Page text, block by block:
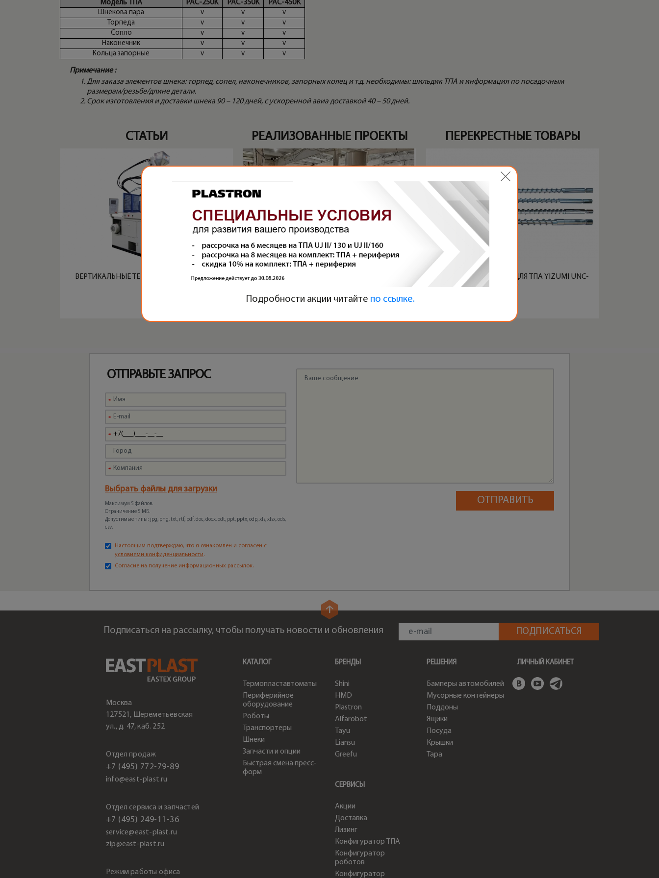
Модель ТПА
Шнекова пара
Торпеда
Сопло
Наконечник
Кольца запорные
PAC-250K PAC-350K PAC-450K
v v
v
v
v
v
v
v
v
v
v
v
v
v v
Примечание :
Для заказа элементов шнека: торпед, сопел, наконечников, запорных колец и т.д. необходимы: шильдик ТПА и информация по посадочным
размерам/резьбе/длине детали.
Срок изготовления и доставки шнека 90 – 120 дней, с ускоренной авиа доставкой 40 – 50 дней.
СТАТЬИ
ВЕРТИКАЛЬНЫЕ ТЕРМОПЛАСТАВТОМАТЫ
РЕАЛИЗОВАННЫЕ ПРОЕКТЫ
ОТ ПОЛОМОК К СТАБИЛЬНОМУ ЛИТЬЮ:
ПРОИЗВОДСТВО СТРОИТЕЛЬНЫХ
ПЕРЕКРЕСТНЫЕ ТОВАРЫ
ШНЕКИ И ЦИЛИНДРЫ ДЛЯ ТПА YIZUMI UNC-
BTP
ОТПРАВЬТЕ ЗАПРОС
Выбрать файлы для загрузки
Максимум 5 файлов.
Ограничение 5 МБ.
Допустимые типы: jpg, png, txt, rtf, pdf, doc, docx, odt, ppt, pptx, odp, xls, xlsx, ods,
csv.
Настоящим подтверждаю, что я ознакомлен и согласен с
условиями конфиденциальности.
Согласие на получение информационных рассылок.
Подписаться на рассылку, чтобы получать новости и обновления
Москва
127521, Шереметьевская
ул., д. 47, каб. 252
Отдел продаж
+7 (495) 772-79-89
info@east-plast.ru
Отдел сервиса и запчастей
+7 (495) 249-11-36
service@east-plast.ru
zip@east-plast.ru
Режим работы офиса
КАТАЛОГ
Термопластавтоматы
Периферийное
оборудование
Роботы
Транспортеры
Шнеки
Запчасти и опции
Быстрая смена пресс-
форм
БРЕНДЫ
Shini
HMD
Plastron
Alfarobot
Tayu
Liansu
Greefu
СЕРВИСЫ
Акции
Доставка
Лизинг
Конфигуратор ТПА
Конфигуратор
роботов
Конфигуратор
РЕШЕНИЯ
Бамперы автомобилей
Мусорные контейнеры
Поддоны
Ящики
Посуда
Крышки
Тара
ЛИЧНЫЙ КАБИНЕТ
Подробности акции читайте по ссылке.